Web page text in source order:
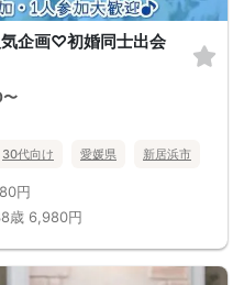
企画♡初婚同士出会
30代向け 愛媛県 新居浜市
円
歳 6,980円